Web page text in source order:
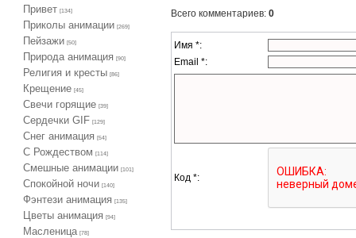
Привет [134]
Приколы анимации [269]
Пейзажи [50]
Природа анимация [90]
Религия и кресты [86]
Крещение [45]
Свечи горящие [39]
Сердечки GIF [129]
Снег анимация [54]
С Рождеством [114]
Смешные анимации [101]
Спокойной ночи [140]
Фэнтези анимация [135]
Цветы анимация [94]
Масленица [78]
Всего комментариев: 0
Имя *:
Email *:
Код *: